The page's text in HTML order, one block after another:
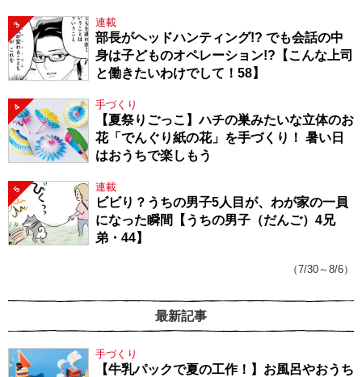
3 連載
部長がヘッドハンティング!? でも会話の中
身は子どものオペレーション!?【こんな上司
と働きたいわけでして！58】
4 手づくり
【夏祭りごっこ】ハチの巣みたいな立体のお
花「でんぐり紙の花」を手づくり！ 暑い日
はおうちで楽しもう
5 連載
ビビり？うちの男子5人目が、わが家の一員
になった瞬間【うちの男子（だんご）4兄
弟・44】
（7/30～8/6）
最新記事
手づくり
【牛乳パックで夏の工作！】お風呂やおうち